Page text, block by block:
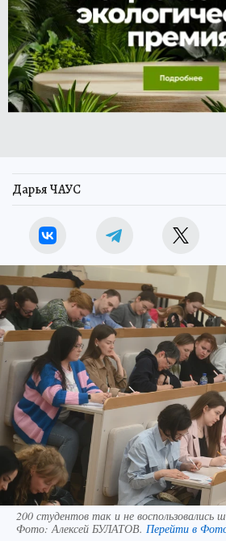
Дарья ЧАУС
200 студентов так и не воспользовались
Фото:Алексей БУЛАТОВ. Перейти в